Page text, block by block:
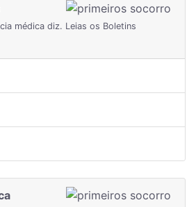
médica diz. Leias os Boletins